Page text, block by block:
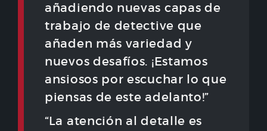
añadiendo nuevas capas de
trabajo de detective que
añaden más variedad y
nuevos desafíos. ¡Estamos
ansiosos por escuchar lo que
piensas de este adelanto!”
“La atención al detalle es